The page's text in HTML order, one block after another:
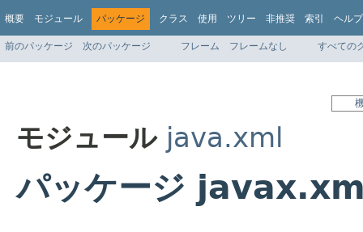
概要 モジュール パッケージ クラス 使用 ツリー 非推奨 索引 ヘルプ
前のパッケージ 次のパッケージ フレーム フレームなし すべての
モジュール java.xml
パッケージ